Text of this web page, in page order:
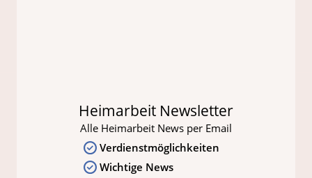
Heimarbeit Newsletter
Alle Heimarbeit News per Email
Verdienstmöglichkeiten
Wichtige News